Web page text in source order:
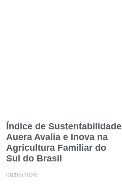
Índice de Sustentabilidade
Auera Avalia e Inova na
Agricultura Familiar do
Sul do Brasil
08/05/2026